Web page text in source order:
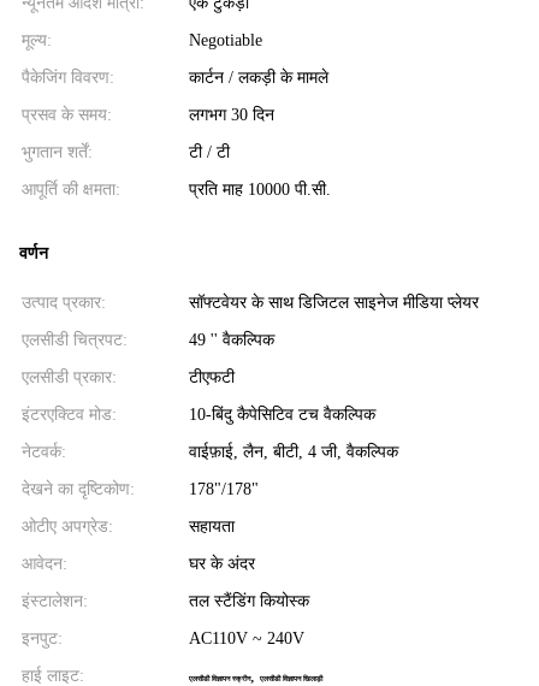
मूल्य: Negotiable
पैकेजिंग विवरण: कार्टन / लकड़ी के मामले
प्रसव के समय: लगभग 30 दिन
भुगतान शर्तें: टी / टी
आपूर्ति की क्षमता: प्रति माह 10000 पी.सी.
वर्णन
उत्पाद प्रकार: सॉफ्टवेयर के साथ डिजिटल साइनेज मीडिया प्लेयर
एलसीडी चित्रपट: 49 '' वैकल्पिक
एलसीडी प्रकार: टीएफटी
इंटरएक्टिव मोड: 10-बिंदु कैपेसिटिव टच वैकल्पिक
नेटवर्क: वाईफ़ाई, लैन, बीटी, 4 जी, वैकल्पिक
देखने का दृष्टिकोण: 178"/178"
ओटीए अपग्रेड: सहायता
आवेदन: घर के अंदर
इंस्टालेशन: तल स्टैंडिंग कियोस्क
इनपुट: AC110V ~ 240V
हाई लाइट: एलसीडी विज्ञापन स्क्रीन, एलसीडी विज्ञापन खिलाड़ी